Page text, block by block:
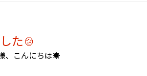
た🍲
、こんにちは☀️